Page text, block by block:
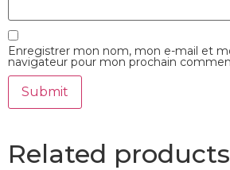
Enregistrer mon nom, mon e-mail et
navigateur pour mon prochain
Related products